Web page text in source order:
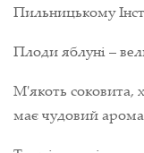
Пильницькому
Плоди яблуні –
М'якоть соковита,
має чудовий